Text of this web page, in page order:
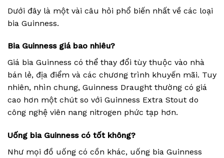
Dưới đây là một vài câu hỏi phổ biến nhất về các loại
bia Guinness.
Bia Guinness giá bao nhiêu?
Giá bia Guinness có thể thay đổi tùy thuộc vào nhà
bán lẻ, địa điểm và các chương trình khuyến mãi. Tuy
nhiên, nhìn chung, Guinness Draught thường có giá
cao hơn một chút so với Guinness Extra Stout do
công nghệ viên nang nitrogen phức tạp hơn.
Uống bia Guinness có tốt không?
Như mọi đồ uống có cồn khác, uống bia Guinness